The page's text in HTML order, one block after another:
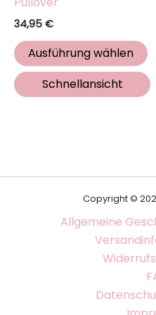
34,95 €
Ausführung wählen
Schnellansicht
Copyright ©
Allgemeine